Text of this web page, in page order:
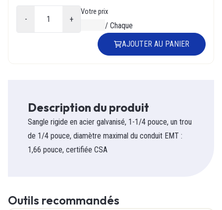
- +
Votre prix
/ Chaque
AJOUTER AU PANIER
Description du produit
Sangle rigide en acier galvanisé, 1-1/4 pouce, un trou
de 1/4 pouce, diamètre maximal du conduit EMT :
1,66 pouce, certifiée CSA
Outils recommandés